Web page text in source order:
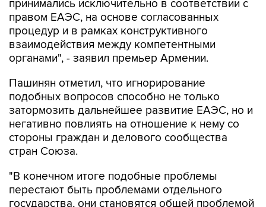
процедур и в рамках конструктивного
взаимодействия между компетентными
органами", - заявил премьер Армении.
Пашинян отметил, что игнорирование
затормозить дальнейшее развитие ЕАЭС, но и
негативно повлиять на отношение к нему со
стороны граждан и делового сообщества
стран Союза.
"В конечном итоге подобные проблемы
государства, они становятся общей проблемой
всего объединения. Именно поэтому нам